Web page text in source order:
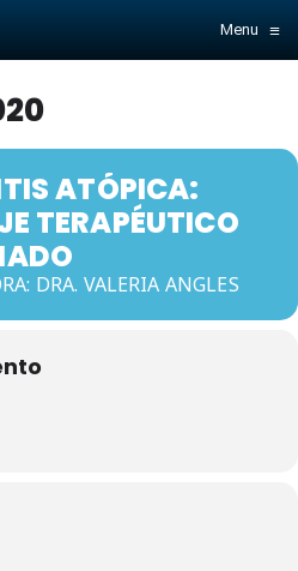
Menu ≡
ATÓPICA:
TERAPÉUTICO
DRA. VALERIA ANGLES